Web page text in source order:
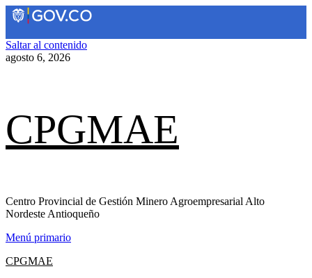
Saltar al contenido
agosto 6, 2026
CPGMAE
Centro Provincial de Gestión Minero Agroempresarial Alto
Nordeste Antioqueño
Menú primario
CPGMAE